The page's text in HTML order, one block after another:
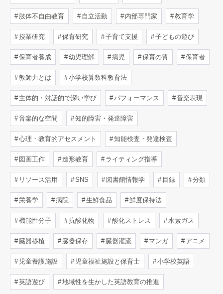
肢体不自由教育 自立活動 内部専門家 教育学
授業研究 保育研究 子育て支援 子どもの遊び
保育者養成 幼児理解 病児 保育の質 保育者
教師力とは 小学校算数科教育法
主体的・対話的で深い学び パフォーマンス 音楽表現
音楽的な空間 知的障害・発達障害
心理・教育的アセスメント 知能検査・発達検査
図画工作 造形教育 ライティング指導
リソース活用 SNS 図書館情報学 目録 分類
栄養学 病院 生鮮食品 鮮度保持法
機能性分子 抗酸化物 酸化ストレス 水素ガス
臓器移植 臓器保存 臓器灌流 マンガ アニメ
児童養護施設 児童福祉施設と保育士 小学校英語
英語遊び 地域性を生かした英語教育の推進